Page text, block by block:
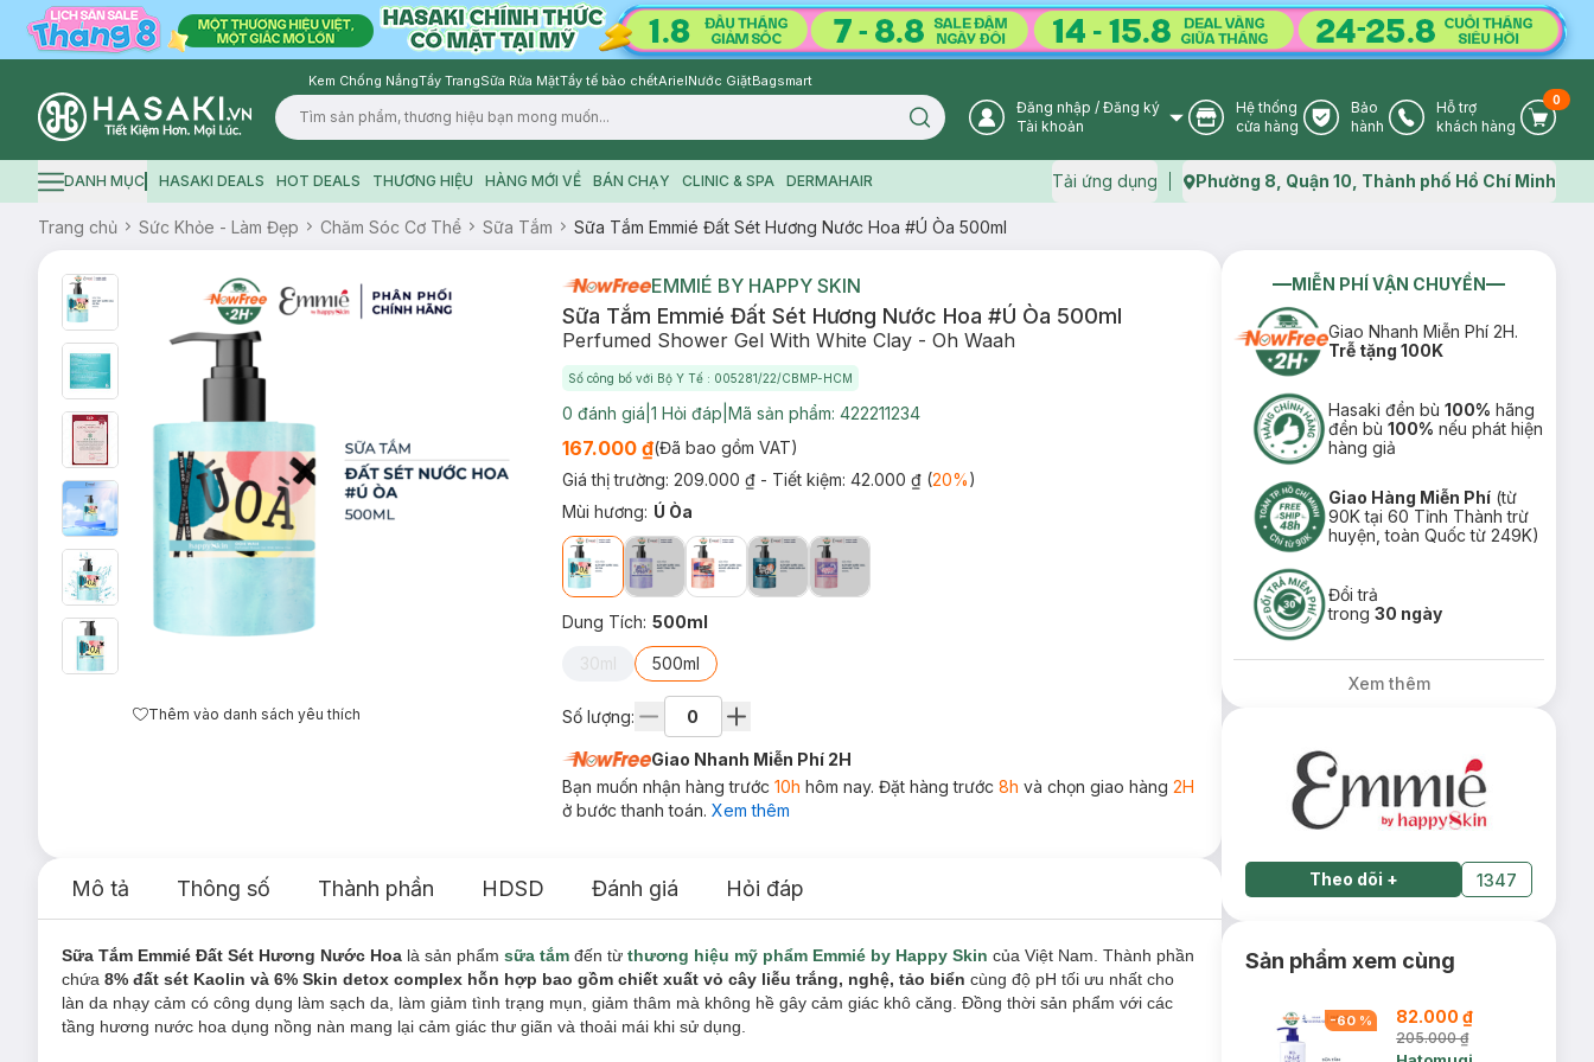
Kem Chống NắngTẩy TrangSữa Rửa MặtTẩy tế bào chếtArielNước GiặtBagsmart
Logo
Search icon User Icon
Đăng nhập / Đăng ký
Tài khoản
Store Icon
Hệ thống
cửa hàng
Warranty Icon
Bảo
hành
Phone Icon
Hỗ trợ
khách hàng
Cart
0
Hamburger icon
DANH MỤC HASAKI DEALS HOT DEALS THƯƠNG HIỆU HÀNG MỚI VỀ BÁN CHẠY CLINIC & SPA DERMAHAIR Tải ứng dụng Map icon
Phường 8, Quận 10, Thành phố Hồ Chí Minh
Trang chủ Sức Khỏe - Làm Đẹp Chăm Sóc Cơ Thể Sữa Tắm Sữa Tắm Emmié Đất Sét Hương Nước Hoa #Ú Òa 500ml
Thêm vào danh sách yêu thích
EMMIÉ BY HAPPY SKIN
Sữa Tắm Emmié Đất Sét Hương Nước Hoa #Ú Òa 500ml
Perfumed Shower Gel With White Clay - Oh Waah
Số công bố với Bộ Y Tế : 005281/22/CBMP-HCM
0 đánh giá 1 Hỏi đáp Mã sản phẩm: 422211234
167.000 ₫(Đã bao gồm VAT)
Giá thị trường: 209.000 ₫ - Tiết kiệm: 42.000 ₫(20%)
Mùi hương: Ú Òa
Dung Tích: 500ml
30ml 500ml
Số lượng:
Giao Nhanh Miễn Phí 2H
Bạn muốn nhận hàng trước 10h hôm nay. Đặt hàng trước 8h và chọn giao hàng 2H
ở bước thanh toán. Xem thêm
Mô tả Thông số Thành phần HDSD Đánh giá Hỏi đáp
Sữa Tắm Emmié Đất Sét Hương Nước Hoa là sản phẩm sữa tắm đến từ thương hiệu mỹ phẩm Emmié by Happy Skin của Việt Nam. Thành phần
chứa 8% đất sét Kaolin và 6% Skin detox complex hỗn hợp bao gồm chiết xuất vỏ cây liễu trắng, nghệ, tảo biển cùng độ pH tối ưu nhất cho
làn da nhạy cảm có công dụng làm sạch da, làm giảm tình trạng mụn, giảm thâm mà không hề gây cảm giác khô căng. Đồng thời sản phẩm với các
tầng hương nước hoa dụng nồng nàn mang lại cảm giác thư giãn và thoải mái khi sử dụng.
MIỄN PHÍ VẬN CHUYỂN
Giao Nhanh Miễn Phí 2H.
Trễ tặng 100K
Hasaki đền bù100% hãng
đền bù100% nếu phát hiện
hàng giả
Giao Hàng Miễn Phí (từ
90K tại 60 Tỉnh Thành trừ
huyện, toàn Quốc từ 249K)
Đổi trả
trong30 ngày
Xem thêm
Theo dõi + 1347
Sản phẩm xem cùng
-60 % 82.000 ₫
205.000 ₫